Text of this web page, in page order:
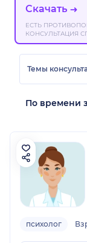
Скачать
ЕСТЬ
КОНСУЛЬТАЦИЯ
Темы
психолог